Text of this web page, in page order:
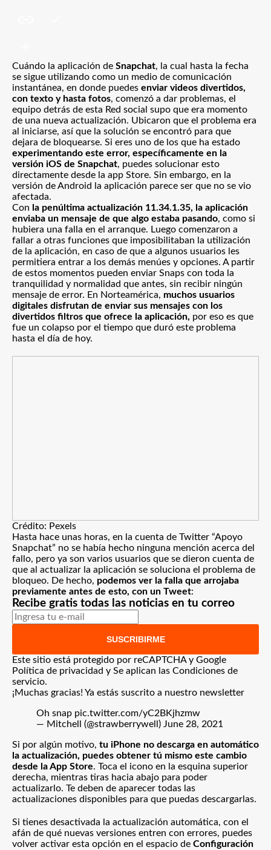
Cuándo la aplicación de Snapchat, la cual hasta la fecha
se sigue utilizando como un medio de comunicación
instantánea, en donde puedes enviar videos divertidos,
con texto y hasta fotos, comenzó a dar problemas, el
equipo detrás de esta Red social supo que era momento
de una nueva actualización. Ubicaron que el problema era
al iniciarse, así que la solución se encontró para que
dejara de bloquearse. Si eres uno de los que ha estado
experimentando este error, específicamente en la
versión iOS de Snapchat, puedes solucionar esto
directamente desde la app Store. Sin embargo, en la
versión de Android la aplicación parece ser que no se vio
afectada.
Con la penúltima actualización 11.34.1.35, la aplicación
enviaba un mensaje de que algo estaba pasando, como si
hubiera una falla en el arranque. Luego comenzaron a
fallar a otras funciones que imposibilitaban la utilización
de la aplicación, en caso de que a algunos usuarios les
permitiera entrar a los demás menúes y opciones. A partir
de estos momentos pueden enviar Snaps con toda la
tranquilidad y normalidad que antes, sin recibir ningún
mensaje de error. En Norteamérica, muchos usuarios
digitales disfrutan de enviar sus mensajes con los
divertidos filtros que ofrece la aplicación, por eso es que
fue un colapso por el tiempo que duró este problema
hasta el día de hoy.
Crédito: Pexels
Hasta hace unas horas, en la cuenta de Twitter “Apoyo
Snapchat” no se había hecho ninguna mención acerca del
fallo, pero ya son varios usuarios que se dieron cuenta de
que al actualizar la aplicación se soluciona el problema de
bloqueo. De hecho, podemos ver la falla que arrojaba
previamente antes de esto, con un Tweet:
Recibe gratis todas las noticias en tu correo
SUSCRIBIRME
Este sitio está protegido por reCAPTCHA y Google
Política de privacidad y Se aplican las Condiciones de
servicio.
¡Muchas gracias! Ya estás suscrito a nuestro newsletter
Oh snap pic.twitter.com/yC2BKjhzmw
— Mitchell (@strawberrywell) June 28, 2021
Si por algún motivo, tu iPhone no descarga en automático
la actualización, puedes obtener tú mismo este cambio
desde la App Store. Toca el icono en la esquina superior
derecha, mientras tiras hacia abajo para poder
actualizarlo. Te deben de aparecer todas las
actualizaciones disponibles para que puedas descargarlas.
Si tienes desactivada la actualización automática, con el
afán de qué nuevas versiones entren con errores, puedes
volver activar esta opción en el espacio de Configuración